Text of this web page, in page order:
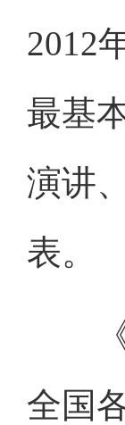
2012
最基
演讲
表。
《
全国